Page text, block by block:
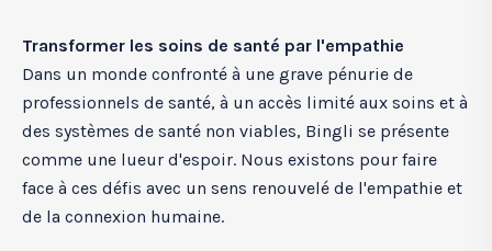
Transformer les soins de santé par l'empathie
Dans un monde confronté à une grave pénurie de
professionnels de santé, à un accès limité aux soins et à
des systèmes de santé non viables, Bingli se présente
comme une lueur d'espoir. Nous existons pour faire
face à ces défis avec un sens renouvelé de l'empathie et
de la connexion humaine.